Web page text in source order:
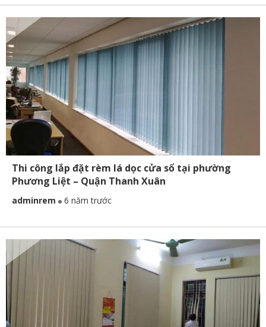
Thi công lắp đặt rèm lá dọc cửa sổ tại phường
Phương Liệt – Quận Thanh Xuân
adminrem 6 năm trước